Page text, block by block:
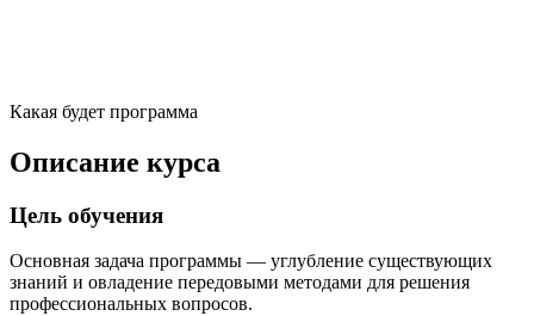
Какая будет программа
Описание курса
Цель обучения
Основная задача программы — углубление существующих
знаний и овладение передовыми методами для решения
профессиональных вопросов.